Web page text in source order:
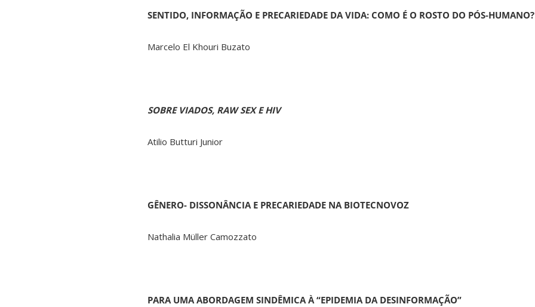
SENTIDO, INFORMAÇÃO E PRECARIEDADE DA VIDA: COMO É O ROSTO DO PÓS-HUMANO?
Marcelo El Khouri Buzato
SOBRE VIADOS, RAW SEX E HIV
Atilio Butturi Junior
GÊNERO- DISSONÂNCIA E PRECARIEDADE NA BIOTECNOVOZ
Nathalia Müller Camozzato
PARA UMA ABORDAGEM SINDÊMICA À “EPIDEMIA DA DESINFORMAÇÃO”